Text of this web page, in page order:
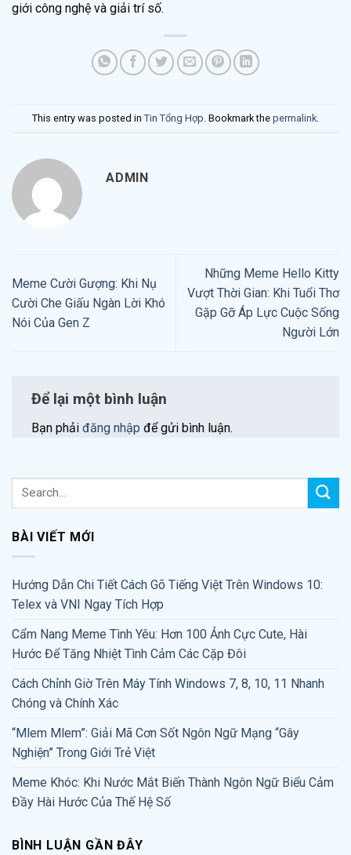
giới công nghệ và giải trí số.
This entry was posted in Tin Tổng Hợp . Bookmark the permalink
ADMIN
Meme Cười Gượng: Khi Nụ
Cười Che Giấu Ngàn Lời Khó
Nói Của Gen Z
Những Meme Hello Kitty
Vượt Thời Gian: Khi Tuổi Thơ
Gặp Gỡ Áp Lực Cuộc Sống
Người Lớn
Để lại một bình luận
Bạn phải đăng nhập để gửi bình luận.
BÀI VIẾT MỚI
Hướng Dẫn Chi Tiết Cách Gõ Tiếng Việt Trên Windows 10:
Telex và VNI Ngay Tích Hợp
Cẩm Nang Meme Tình Yêu: Hơn 100 Ảnh Cực Cute, Hài
Hước Để Tăng Nhiệt Tình Cảm Các Cặp Đôi
Cách Chỉnh Giờ Trên Máy Tính Windows 7, 8, 10, 11 Nhanh
Chóng và Chính Xác
“Mlem Mlem”: Giải Mã Cơn Sốt Ngôn Ngữ Mạng “Gây
Nghiện” Trong Giới Trẻ Việt
Meme Khóc: Khi Nước Mắt Biến Thành Ngôn Ngữ Biểu Cảm
Đầy Hài Hước Của Thế Hệ Số
BÌNH LUẬN GẦN ĐÂY